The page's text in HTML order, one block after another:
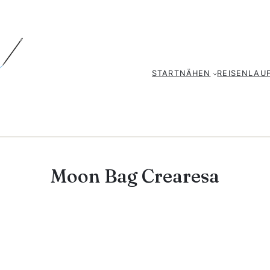
STARTNÄHEN REISEN
Moon Bag Crearesa